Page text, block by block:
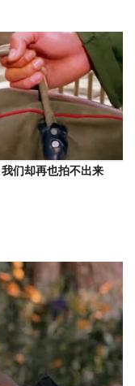
们却再也拍不出来